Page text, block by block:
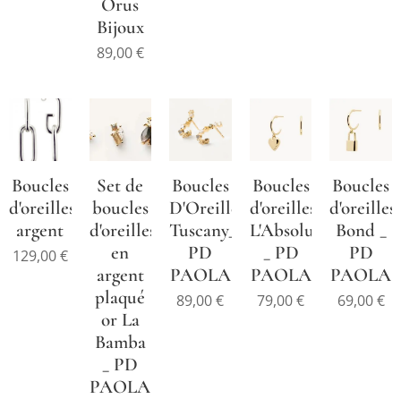
Orus
Bijoux
89,00€
Boucles
d'oreilles
argent
129,00€
Set de
boucles
d'oreilles
en
argent
plaqué
or La
Bamba
_ PD
PAOLA
Boucles
D'Oreilles
Tuscany_
PD
PAOLA
89,00€
Boucles
d'oreilles
L'Absolu
_ PD
PAOLA
79,00€
Boucles
d'oreilles
Bond _
PD
PAOLA
69,00€